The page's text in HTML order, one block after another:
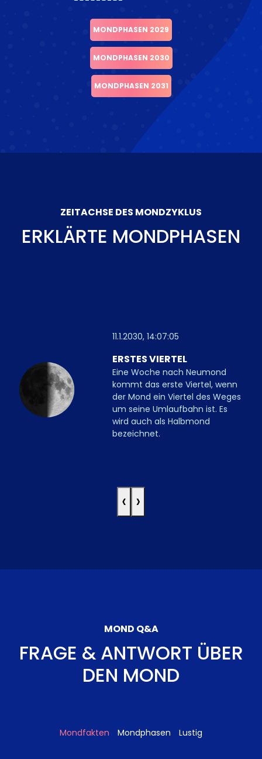
MONDPHASEN 2029
MONDPHASEN 2030
MONDPHASEN 2031
ZEITACHSE DES MONDZYKLUS
ERKLÄRTE MONDPHASEN
11.1.2030, 14:07:05
ERSTES VIERTEL
Eine Woche nach Neumond
kommt das erste Viertel, wenn
der Mond ein Viertel des Weges
um seine Umlaufbahn ist. Es
wird auch als Halbmond
bezeichnet.
‹ ›
MOND Q&A
FRAGE & ANTWORT ÜBER
DEN MOND
Mondfakten Mondphasen Lustig